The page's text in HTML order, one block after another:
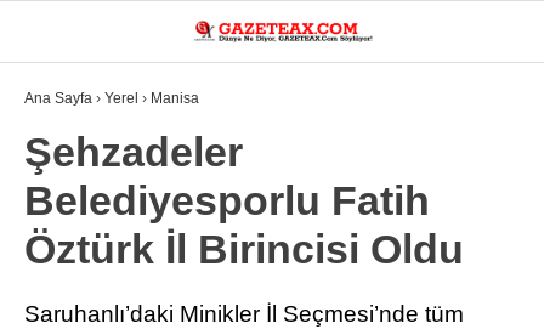
32.6
MANISA
DÜNYA
ASAYIŞ
Ana Sayfa › Yerel › Manisa
Şehzadeler
Belediyesporlu Fatih
Öztürk İl Birincisi Oldu
Saruhanlı’daki Minikler İl Seçmesi’nde tüm